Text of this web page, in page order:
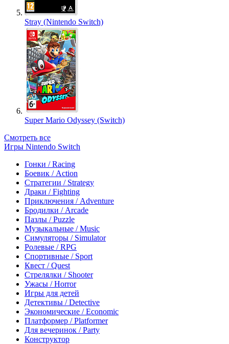
Stray (Nintendo Switch)
Super Mario Odyssey (Switch)
Смотреть все
Игры Nintendo Switch
Гонки / Racing
Боевик / Action
Стратегии / Strategy
Драки / Fighting
Приключения / Adventure
Бродилки / Arcade
Пазлы / Puzzle
Музыкальные / Music
Симуляторы / Simulator
Ролевые / RPG
Спортивные / Sport
Квест / Quest
Стрелялки / Shooter
Ужасы / Horror
Игры для детей
Детективы / Detective
Экономические / Economic
Платформер / Platformer
Для вечеринок / Party
Конструктор